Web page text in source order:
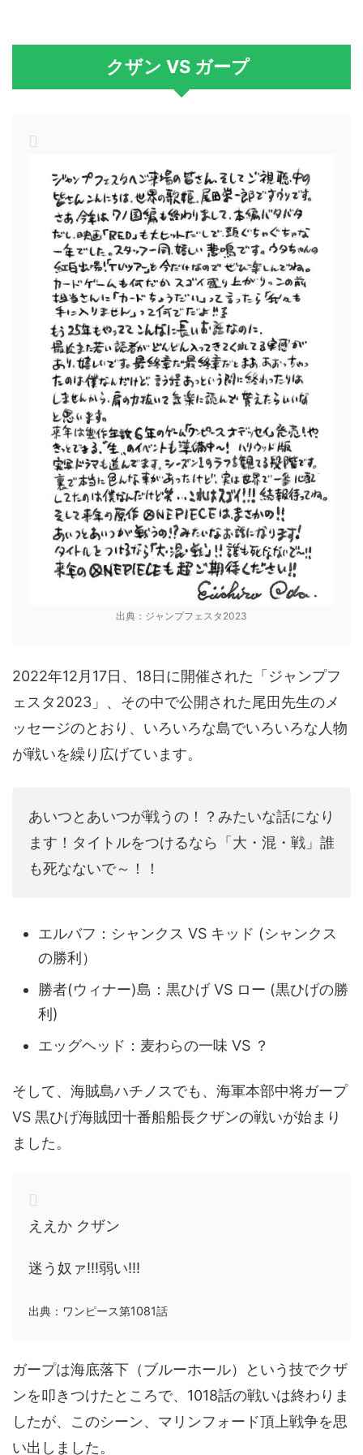
クザン VS ガープ
出典：ジャンプフェスタ2023
2022年12月17日、18日に開催された「ジャンプフ
ェスタ2023」、その中で公開された尾田先生のメ
ッセージのとおり、いろいろな島でいろいろな人物
が戦いを繰り広げています。
あいつとあいつが戦うの！？みたいな話になり
ます！タイトルをつけるなら「大・混・戦」誰
も死なないで～！！
エルバフ：シャンクス VS キッド (シャンクス
の勝利）
勝者(ウィナー)島：黒ひげ VS ロー (黒ひげの勝
利)
エッグヘッド：麦わらの一味 VS ？
そして、海賊島ハチノスでも、海軍本部中将ガープ
VS 黒ひげ海賊団十番船船長クザンの戦いが始まり
ました。
ええか クザン
迷う奴ァ!!!弱い!!!
出典：ワンピース第1081話
ガープは海底落下（ブルーホール）という技でクザ
ンを叩きつけたところで、1018話の戦いは終わりま
したが、このシーン、マリンフォード頂上戦争を思
い出しました。